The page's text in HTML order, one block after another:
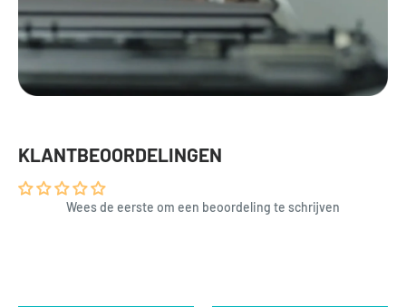
KLANTBEOORDELINGEN
Wees de eerste om een beoordeling te schrijven